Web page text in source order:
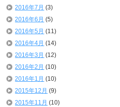
2016年7月 (3)
2016年6月 (5)
2016年5月 (11)
2016年4月 (14)
2016年3月 (12)
2016年2月 (10)
2016年1月 (10)
2015年12月 (9)
2015年11月 (10)